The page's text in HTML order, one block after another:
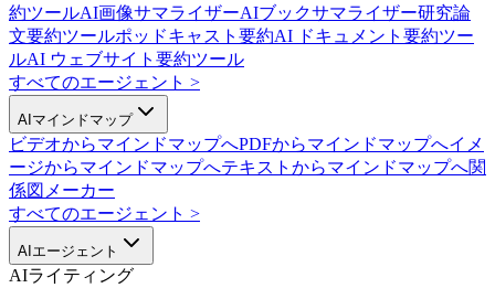
約ツールAI画像サマライザーAIブックサマライザー研究論
文要約ツールポッドキャスト要約AI ドキュメント要約ツー
ルAI ウェブサイト要約ツール
すべてのエージェント >
AIマインドマップ
ビデオからマインドマップへPDFからマインドマップへイメ
ージからマインドマップへテキストからマインドマップへ関
係図メーカー
すべてのエージェント >
AIエージェント
AIライティング